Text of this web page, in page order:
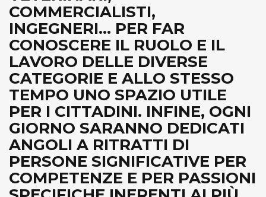
COMMERCIALISTI,
INGEGNERI... PER FAR
CONOSCERE IL RUOLO E IL
LAVORO DELLE DIVERSE
CATEGORIE E ALLO STESSO
TEMPO UNO SPAZIO UTILE
PER I CITTADINI. INFINE, OGNI
GIORNO SARANNO DEDICATI
ANGOLI A RITRATTI DI
PERSONE SIGNIFICATIVE PER
COMPETENZE E PER PASSIONI